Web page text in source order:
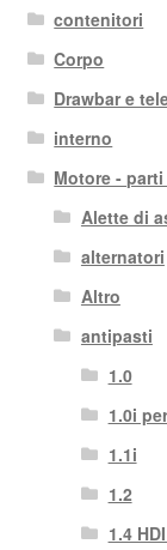
contenitori
Corpo
Drawbar e
interno
Motore -
Alette di
alternatori
Altro
antipasti
1.0
1.0i
1.1i
1.2
1.4